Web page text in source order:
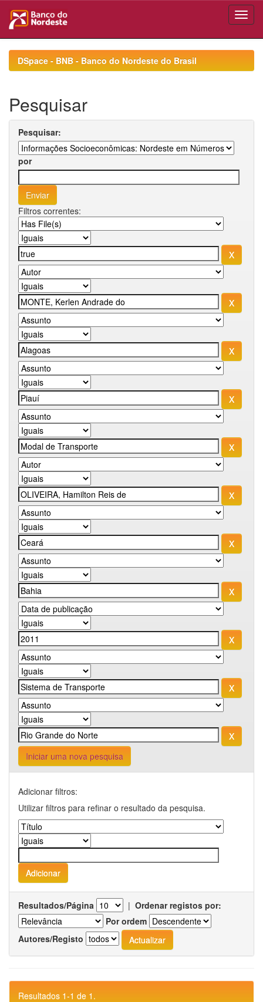
navigationDSpace - BNB - Banco do Nordeste do Brasil
Pesquisar
Pesquisar:
por
Filtros correntes:
Iniciar uma nova pesquisa
Adicionar filtros:
Utilizar filtros para refinar o resultado da pesquisa.
Resultados/Página | Ordenar registos por:
Por ordem
Autores/Registo
Resultados 1-1 de 1.